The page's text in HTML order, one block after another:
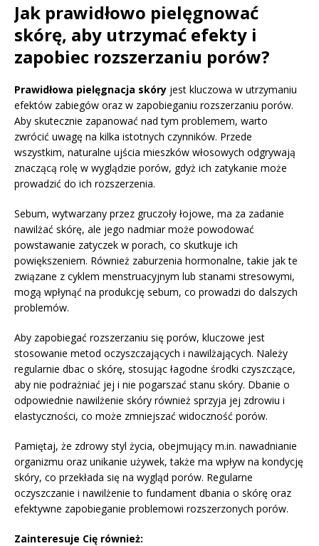
Jak prawidłowo pielęgnować
skórę, aby utrzymać efekty i
zapobiec rozszerzaniu porów?
Prawidłowa pielęgnacja skóry jest kluczowa w utrzymaniu
efektów zabiegów oraz w zapobieganiu rozszerzaniu porów.
Aby skutecznie zapanować nad tym problemem, warto
zwrócić uwagę na kilka istotnych czynników. Przede
wszystkim, naturalne ujścia mieszków włosowych odgrywają
znaczącą rolę w wyglądzie porów, gdyż ich zatykanie może
prowadzić do ich rozszerzenia.
Sebum, wytwarzany przez gruczoły łojowe, ma za zadanie
nawilżać skórę, ale jego nadmiar może powodować
powstawanie zatyczek w porach, co skutkuje ich
powiększeniem. Również zaburzenia hormonalne, takie jak te
związane z cyklem menstruacyjnym lub stanami stresowymi,
mogą wpłynąć na produkcję sebum, co prowadzi do dalszych
problemów.
Aby zapobiegać rozszerzaniu się porów, kluczowe jest
stosowanie metod oczyszczających i nawilżających. Należy
regularnie dbac o skórę, stosując łagodne środki czyszczące,
aby nie podrażniać jej i nie pogarszać stanu skóry. Dbanie o
odpowiednie nawilżenie skóry również sprzyja jej zdrowiu i
elastyczności, co może zmniejszać widoczność porów.
Pamiętaj, że zdrowy styl życia, obejmujący m.in. nawadnianie
organizmu oraz unikanie używek, także ma wpływ na kondycję
skóry, co przekłada się na wygląd porów. Regularne
oczyszczanie i nawilżenie to fundament dbania o skórę oraz
efektywne zapobieganie problemowi rozszerzonych porów.
Zainteresuje Cię również: